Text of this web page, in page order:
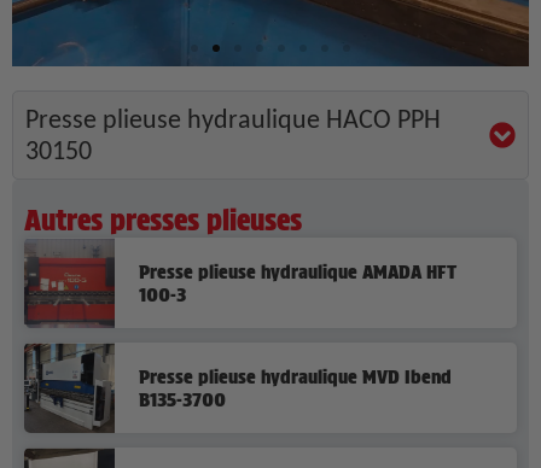
Presse plieuse hydraulique HACO PPH
30150
Autres presses plieuses
Presse plieuse hydraulique AMADA HFT
100-3
Presse plieuse hydraulique MVD Ibend
B135-3700